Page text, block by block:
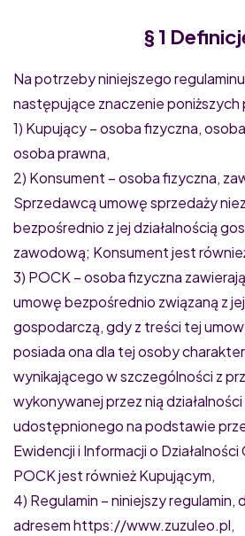
§ 1
Na potrzeby niniejszego
następujące znaczenie poniższych
1) Kupujący – osoba fizyczna,
osoba prawna,
2) Konsument – osoba fizyczna,
Sprzedawcą umowę sprzedaży
bezpośrednio z jej działalnością
zawodową; Konsument jest
3) POCK – osoba fizyczna
umowę bezpośrednio związaną z
gospodarczą, gdy z treści tej
posiada ona dla tej osoby
wynikającego w szczególności z
wykonywanej przez nią
udostępnionego na podstawie
Ewidencji i Informacji o
POCK jest również Kupującym,
4) Regulamin – niniejszy
adresem https://www.zuzuleo.pl,